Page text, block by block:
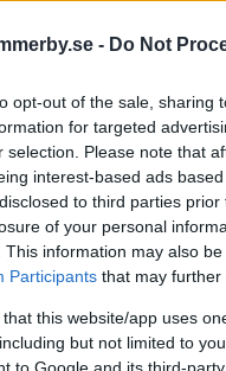
- Do Not
opt-out of the sale, sharing
for targeted
selection. Please note that
interest-based ads
to third parties
of your personal
This information may also
Participants that may further
that this website/app uses
but not limited to
DELA PÅ FACEBOOK
nedan omfattas